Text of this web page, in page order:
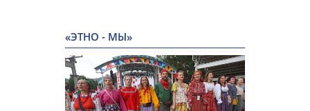
«ЭТНО - МЫ»